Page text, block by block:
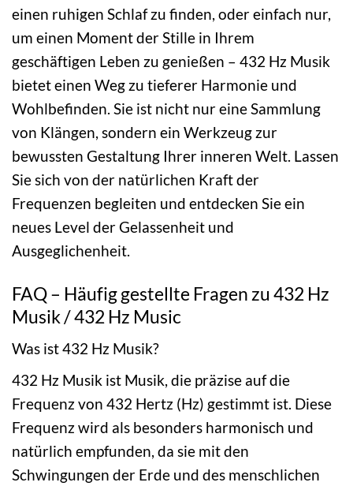
einen ruhigen Schlaf zu finden, oder einfach nur,
um einen Moment der Stille in Ihrem
geschäftigen Leben zu genießen – 432 Hz Musik
bietet einen Weg zu tieferer Harmonie und
Wohlbefinden. Sie ist nicht nur eine Sammlung
von Klängen, sondern ein Werkzeug zur
bewussten Gestaltung Ihrer inneren Welt. Lassen
Sie sich von der natürlichen Kraft der
Frequenzen begleiten und entdecken Sie ein
neues Level der Gelassenheit und
Ausgeglichenheit.
FAQ – Häufig gestellte Fragen zu 432 Hz
Musik / 432 Hz Music
Was ist 432 Hz Musik?
432 Hz Musik ist Musik, die präzise auf die
Frequenz von 432 Hertz (Hz) gestimmt ist. Diese
Frequenz wird als besonders harmonisch und
natürlich empfunden, da sie mit den
Schwingungen der Erde und des menschlichen